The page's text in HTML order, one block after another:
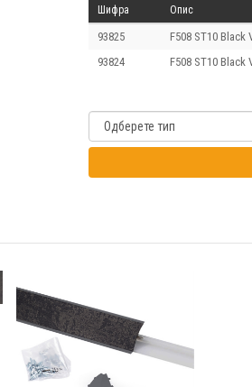
Шифра Опис
93825 F508 ST10 Black
93824
F508 ST10 Black